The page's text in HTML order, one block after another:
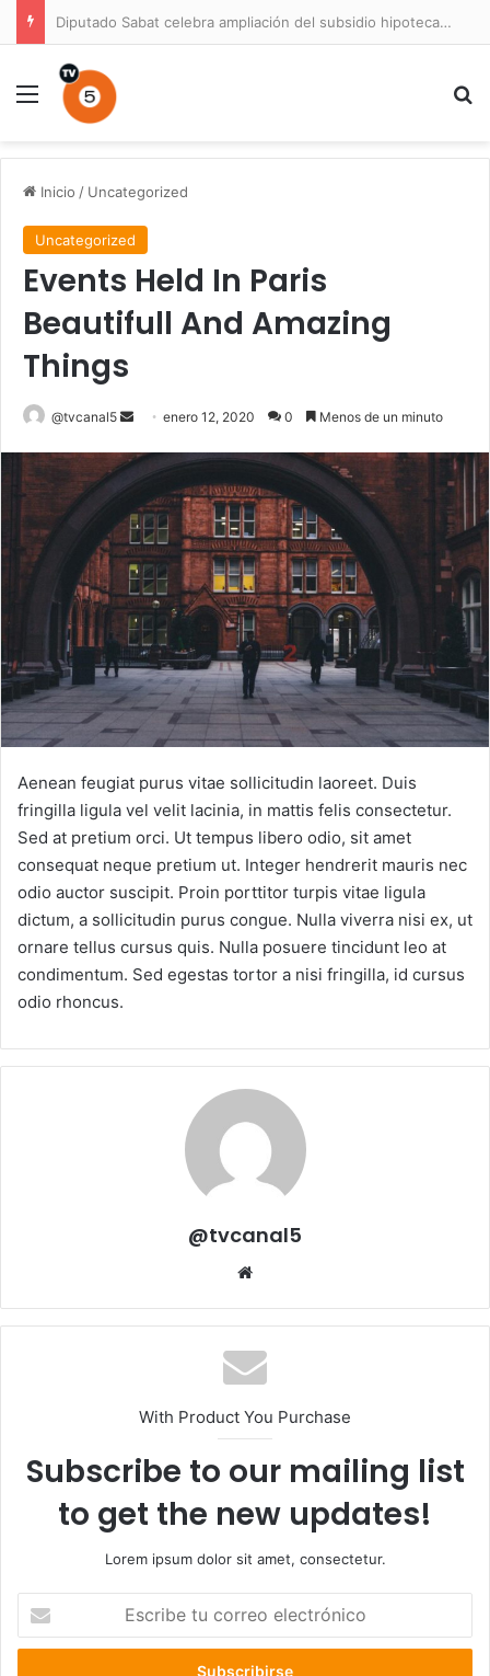
Diputado Sabat celebra ampliación del subsidio hipotecario con viviendas de hasta 6.000 UF
Menú
Inicio / Uncategorized
Uncategorized
Events Held In Paris
Beautifull And Amazing
Things
@tvcanal5
Send
email
enero 12, 2020 0 Menos de un minuto
Aenean feugiat purus vitae sollicitudin laoreet. Duis
fringilla ligula vel velit lacinia, in mattis felis consectetur.
Sed at pretium orci. Ut tempus libero odio, sit amet
consequat neque pretium ut. Integer hendrerit mauris nec
odio auctor suscipit. Proin porttitor turpis vitae ligula
dictum, a sollicitudin purus congue. Nulla viverra nisi ex, ut
ornare tellus cursus quis. Nulla posuere tincidunt leo at
condimentum. Sed egestas tortor a nisi fringilla, id cursus
odio rhoncus.
@tvcanal5
With Product You Purchase
Subscribe to our mailing list
to get the new updates!
Lorem ipsum dolor sit amet, consectetur.
correo